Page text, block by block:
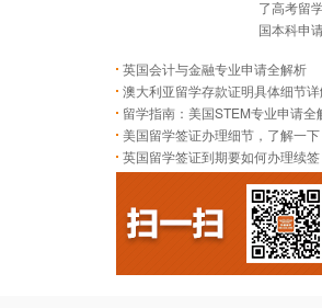
了高考留
国本科申
英国会计与金融专业申请全解析
澳大利亚留学存款证明具体细节
留学指南：美国STEM专业申请全
美国留学签证办理细节，了解一下
英国留学签证到期要如何办理续签